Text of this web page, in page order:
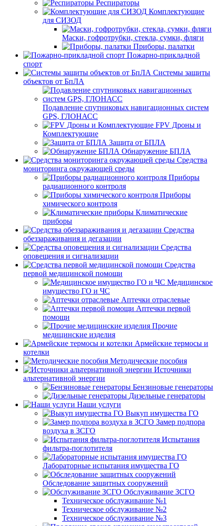
Респираторы
Комплектующие
для СИЗОД
Маски, гофротрубки, стекла, сумки, фляги
Приборы, палатки
Пожарно-прикладной
спорт
Системы защиты
объектов от БпЛА
Подавление спутниковых навигационных систем
GPS, ГЛОНАСС
FPV Дроны и
Комплектующие
Защита от БПЛА
Обнаружение БПЛА
Средства
мониторинга окружающей среды
Приборы
радиационного контроля
Приборы
химического контроля
Климатические
приборы
Средства
обеззараживания и дегазации
Средства
оповещения и сигнализации
Средства
первой медицинской помощи
Медицинское
имущество ГО и ЧС
Аптечки отраслевые
Аптечки первой
помощи
Прочие
медицинские изделия
Армейские термосы и
котелки
Методические пособия
Источники
альтернативной энергии
Бензиновые генераторы
Дизельные генераторы
Наши услуги
Выкуп имущества ГО
Замер подпора
воздуха в ЗСГО
Испытания
фильтра-поглотителя
Лабораторные испытания имущества ГО
Обследование защитных сооружений
Обслуживание ЗСГО
Техническое обслуживание №1
Техническое обслуживание №2
Техническое обслуживание №3